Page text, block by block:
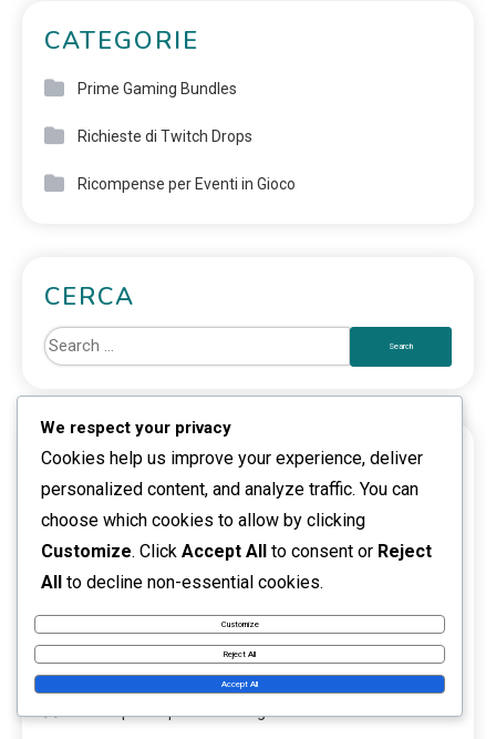
CATEGORIE
Prime Gaming Bundles
Richieste di Twitch Drops
Ricompense per Eventi in Gioco
CERCA
ARTICOLI RECENTI
Prime Gaming: Problemi comuni, Risoluzione dei
reclami, Risorse di supporto
Twitch Drops: Risoluzione dei problemi relativi alle
richieste, Ricompense mancate, Contatto con il
supporto
We respect your privacy
Cookies help us improve your experience, deliver
personalized content, and analyze traffic. You can
choose which cookies to allow by clicking
Customize. Click Accept All to consent or Reject
All to decline non-essential cookies.
Customize
Reject All
Accept All